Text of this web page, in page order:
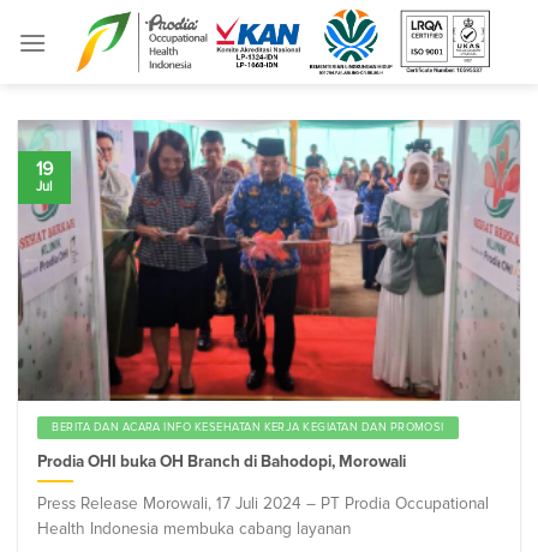
BERITA DAN ACARA INFO KESEHATAN KERJA KEGIATAN DAN PROMOSI
Prodia OHI buka OH Branch di Bahodopi, Morowali
Press Release Morowali, 17 Juli 2024 – PT Prodia Occupational
Health Indonesia membuka cabang layanan
19
Jul